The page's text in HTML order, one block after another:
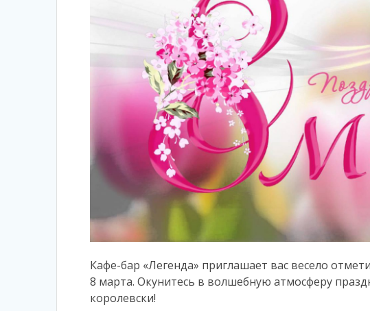
Кафе-бар «Легенда» приглашает вас весело
8 марта. Окунитесь в волшебную атмосферу
королевски!